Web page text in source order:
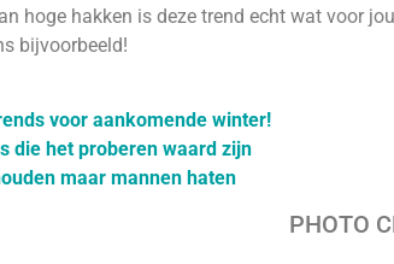
hoge hakken is deze trend echt wat voor
bijvoorbeeld!
voor aankomende winter!
die het proberen waard zijn
maar mannen haten
PHOTO